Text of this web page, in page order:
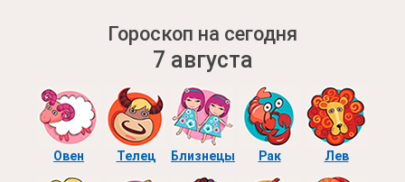
Гороскоп на сегодня
7 августа
Овен Телец Близнецы Рак Лев